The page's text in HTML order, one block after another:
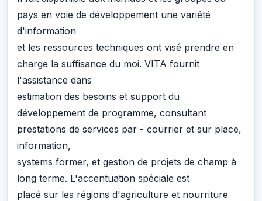
pays en voie de développement une variété
d'information
et les ressources techniques ont visé prendre en
charge la suffisance du moi. VITA fournit
l'assistance dans
estimation des besoins et support du
développement de programme, consultant
prestations de services par - courrier et sur place,
information,
systems former, et gestion de projets de champ à
long terme. L'accentuation spéciale est
placé sur les régions d'agriculture et nourriture